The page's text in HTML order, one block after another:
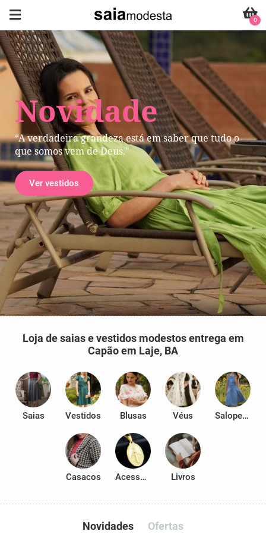
Novidade
“A verdadeira grandeza está em saber que tudo o
que somos vem de Deus."
Ver vestidos
0
Loja de saias e vestidos modestos entrega em
Capão em Laje, BA
Saias Vestidos Blusas Véus Salopetes
Casacos Acessórios Livros
Novidades Ofertas